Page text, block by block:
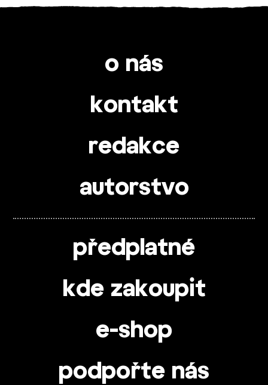
o nás
kontakt
redakce
autorstvo
předplatné
kde zakoupit
e-shop
podpořte nás